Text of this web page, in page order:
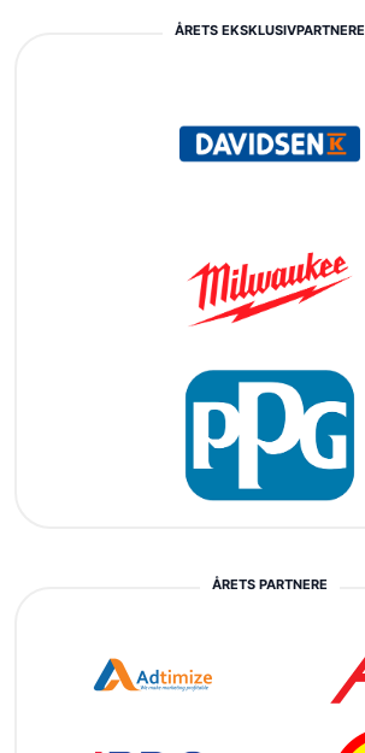
ÅRETS EKSKLUSIVPARTNERE
ÅRETS PARTNERE